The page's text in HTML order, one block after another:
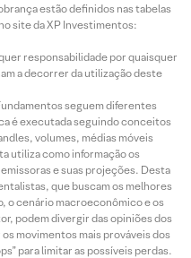
estão definidos nas tabelas
site da XP Investimentos:
responsabilidade por quaisquer
a decorrer da utilização deste
seguem diferentes
é executada seguindo conceitos
volumes, médias móveis
utiliza como informação os
e suas projeções. Desta
que buscam os melhores
o cenário macroeconômico e os
podem divergir das opiniões dos
movimentos mais prováveis dos
para limitar as possíveis perdas.